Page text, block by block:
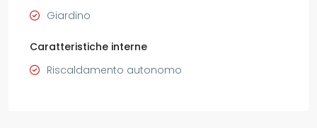
Giardino
Caratteristiche interne
Riscaldamento autonomo